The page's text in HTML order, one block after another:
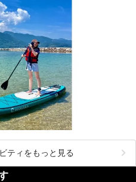
ティをもっと見る